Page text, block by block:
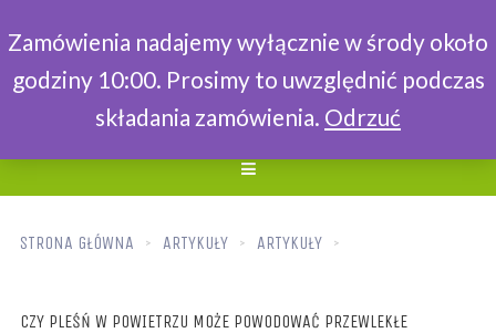
STRONA GŁÓWNA ARTYKUŁY ARTYKUŁY
CZY PLEŚŃ W POWIETRZU MOŻE POWODOWAĆ PRZEWLEKŁE
Zamówienia nadajemy wyłącznie w środy około
godziny 10:00. Prosimy to uwzględnić podczas
składania zamówienia. Odrzuć